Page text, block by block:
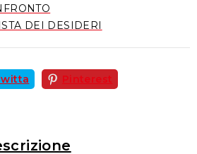
DEI DESIDERI
Pinterest